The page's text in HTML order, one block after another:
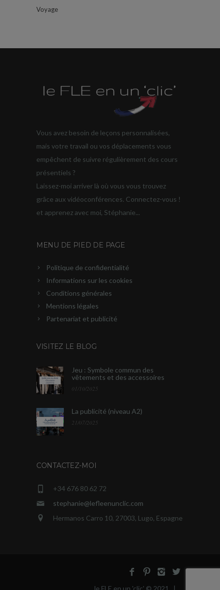
Voyage
Vous avez besoin de leçons personnalisées,
mais votre travail ou vos déplacements vous
empêchent de suivre régulièrement des cours
présentiels ?
Laissez-moi arriver là où vous vous trouvez
grâce aux vidéoconférences. Connectez-vous !
et apprenez avec moi, Stéphanie...
MENU DE PIED DE PAGE
Politique de confidentialité
Informations sur les cookies
Conditions générales
Mentions légales
Partenariat et publicité
VISITEZ LE BLOG
Jeu : Symbole commun des
vêtements et des accessoires
01/10/2025
La publicité (niveau A2)
21/07/2025
CONTACTEZ-MOI
+34 676 80 62 72
stephanie@lefleenunclic.com
Hermanos Carro 10, 27003, Lugo, Espagne